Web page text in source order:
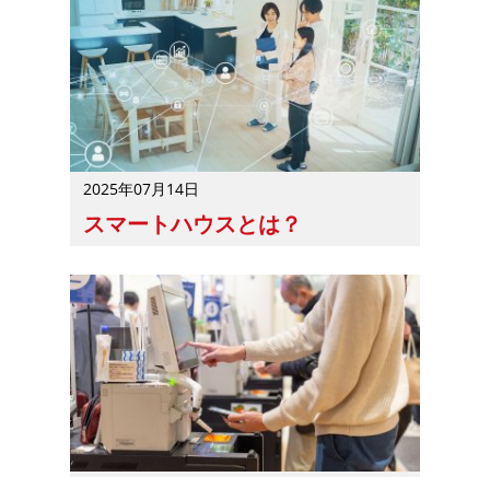
2025年07月14日
スマートハウスとは？